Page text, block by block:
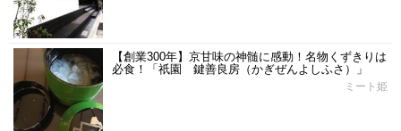
【創業300年】京甘味の神髄に感動！名物くずきりは
必食！「祇園 鍵善良房（かぎぜんよしふさ）」
ミート姫